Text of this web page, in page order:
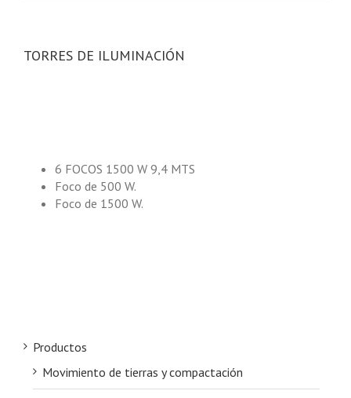
TORRES DE ILUMINACIÓN
6 FOCOS 1500 W 9,4 MTS
Foco de 500 W.
Foco de 1500 W.
Productos
Movimiento de tierras y compactación